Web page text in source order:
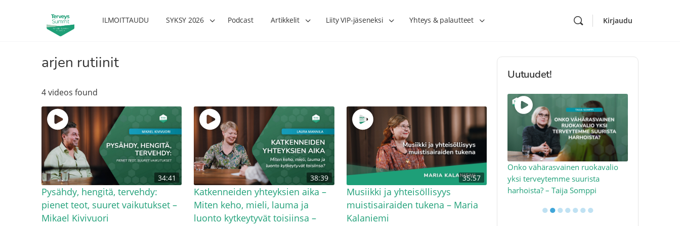
ILMOITTAUDU SYKSY 2026 Podcast Artikkelit Liity VIP-jäseneksi Yhteys & palautteet Kirjaudu
arjen rutiinit
4 videos found
34:41
Pysähdy, hengitä, tervehdy:
pienet teot, suuret vaikutukset –
Mikael Kivivuori
38:39
Katkenneiden yhteyksien aika –
Miten keho, mieli, lauma ja
luonto kytkeytyvät toisiinsa –
35:57
Musiikki ja yhteisöllisyys
muistisairaiden tukena – Maria
Kalaniemi
Uutuudet!
Lihasharjoittelu on naisen tärkein
hormonihoito – Kaisa Jaakkola
Verisuonet priimakuntoon – näin
tuet verenkiertoa ruuan voimalla –
Hanna Voutilainen
Onko vähärasvainen ruokavalio
yksi terveytemme suurista
harhoista? – Taija Somppi
●●●●●●●